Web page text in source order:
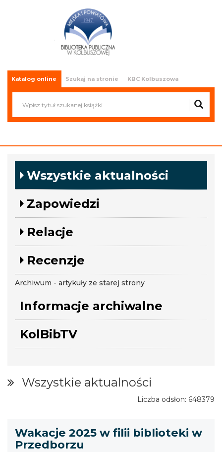
Miejska i Powiatowa Biblioteka
Publiczna w Kolbuszowej
Katalog online Szukaj na stronie KBC Kolbuszowa
Wszystkie aktualności
Zapowiedzi
Relacje
Recenzje
Archiwum - artykuły ze starej strony
Informacje archiwalne
KolBibTV
Wszystkie aktualności
Liczba odsłon: 648379
Wakacje 2025 w filii biblioteki w
Przedborzu